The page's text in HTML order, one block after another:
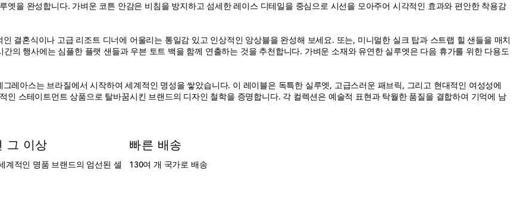
엣을 완성합니다. 가벼운 코튼 안감은 비침을 방지하고 섬세한 레이스 디테일을 중심으로 시선을 모아주어 시각적인 효과와 편안한 착용감
결혼식이나 고급 리조트 디너에 어울리는 통일감 있고 인상적인 앙상블을 완성해 보세요. 또는, 미니멀한 실크 탑과 스트랩 힐 샌들을 매치
의 행사에는 심플한 플랫 샌들과 우븐 토트 백을 함께 연출하는 것을 추천합니다. 가벼운 소재와 유연한 실루엣은 다음 휴가를 위한 다용도
레아스는 브라질에서 시작하여 세계적인 명성을 쌓았습니다. 이 레이블은 독특한 실루엣, 고급스러운 패브릭, 그리고 현대적인 여성성에
인 스테이트먼트 상품으로 탈바꿈시킨 브랜드의 디자인 철학을 증명합니다. 각 컬렉션은 예술적 표현과 탁월한 품질을 결합하여 기억에 남
그 이상
계적인 명품 브랜드의 엄선된 셀
빠른 배송
130여 개 국가로 배송